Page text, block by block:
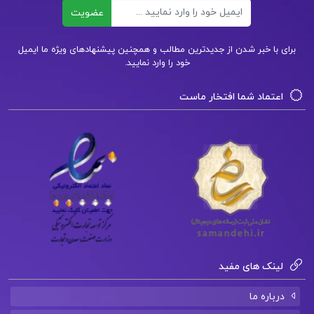
دانلود خلاصه کتاب بازشناسی منابع و مآخذ تاریخ ایران
باستان
کتاب بازشناسی منابع و مآخذ تاریخ ایران باستان
دانلود کتاب بازشناسی منابع و مآخذ تاریخ ایران باستان
خرید کتاب بازشناسی منابع و مآخذ تاریخ ایران باستان
کتاب پیشنهادی📚
عضویت
برای با خبر شدن از جدیدترین مطالب و همچنین پیشنهادهای ویژه ما ایمیل
خود را وارد نمایید.
اعتماد شما افتخار ماست
لینک های مفید
درباره ما